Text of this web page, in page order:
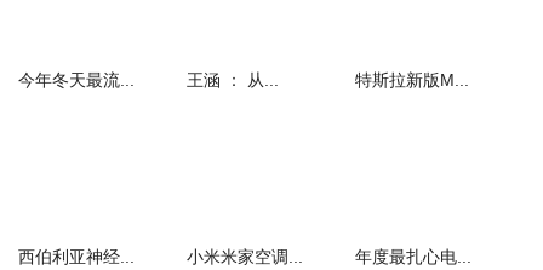
晓庆则表示整部戏都这样。针对此情况，刘嘉玲表示是经纪公司和制
作为旁观者，何赛飞、宁静等都好奇是谁这么不敬业，并当场询问了
今年冬天最流... 王涵 ： 从... 特斯拉新版M...
西伯利亚神经... 小米米家空调... 年度最扎心电...